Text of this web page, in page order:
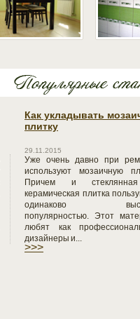
Как укладывать
плитку
29.11.2015
Уже очень давно при
используют мозаичную
Причем и
керамическая плитка
одинаково
популярностью. Этот
любят как
дизайнеры и...
>>>